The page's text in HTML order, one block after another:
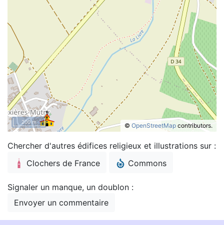
© OpenStreetMap contributors.
200 m
Chercher d'autres édifices religieux et illustrations sur :
Clochers de France
Commons
Signaler un manque, un doublon :
Envoyer un commentaire